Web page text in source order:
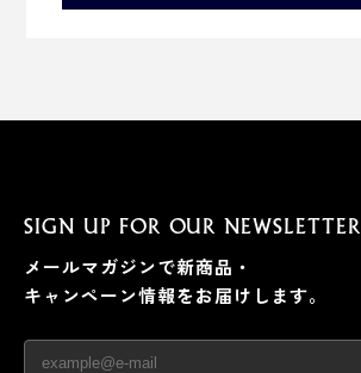
SIGN UP FOR OUR NEWSLETTER
メールマガジンで新商品・
キャンペーン情報をお届けします。